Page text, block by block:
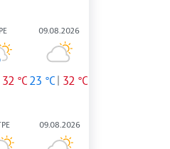
32 °C
09.08.2026
23 °C 32 °C
09.08.2026